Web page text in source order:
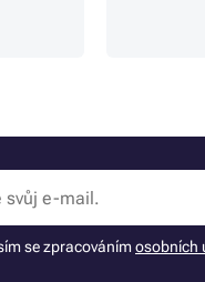
se zpracovánímosobních